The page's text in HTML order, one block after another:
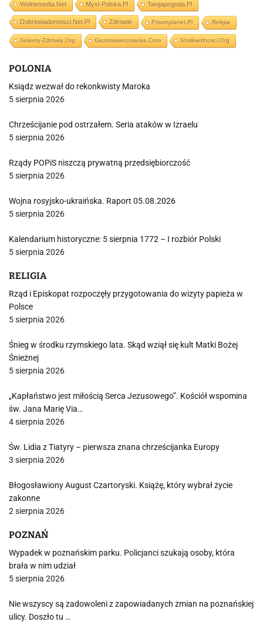
Wolnemedia.net Mysl-Polska.pl Twojapogoda.pl
Dobrewiadomosci.net.pl Zdrowie Prisonplanet.pl Religia
Sekrety-Zdrowia.org Gazetawarszawska.com Stolikwolnosci.org
POLONIA
Ksiądz wezwał do rekonkwisty Maroka
5 sierpnia 2026
Chrześcijanie pod ostrzałem. Seria ataków w Izraelu
5 sierpnia 2026
Rządy POPiS niszczą prywatną przedsiębiorczość
5 sierpnia 2026
Wojna rosyjsko-ukraińska. Raport 05.08.2026
5 sierpnia 2026
Kalendarium historyczne: 5 sierpnia 1772 – I rozbiór Polski
5 sierpnia 2026
RELIGIA
Rząd i Episkopat rozpoczęły przygotowania do wizyty papieża w
Polsce
5 sierpnia 2026
Śnieg w środku rzymskiego lata. Skąd wziął się kult Matki Bożej
Śnieżnej
5 sierpnia 2026
„Kapłaństwo jest miłością Serca Jezusowego”. Kościół wspomina
św. Jana Marię Via…
4 sierpnia 2026
Św. Lidia z Tiatyry – pierwsza znana chrześcijanka Europy
3 sierpnia 2026
Błogosławiony August Czartoryski. Książę, który wybrał życie
zakonne
2 sierpnia 2026
POZNAŃ
Wypadek w poznańskim parku. Policjanci szukają osoby, która
brała w nim udział
5 sierpnia 2026
Nie wszyscy są zadowoleni z zapowiadanych zmian na poznańskiej
ulicy. Doszło tu …